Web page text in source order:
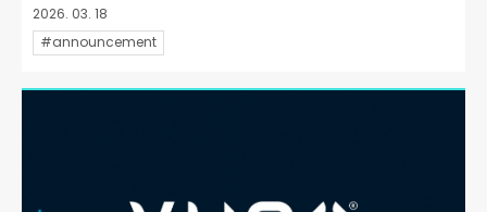
2026. 03. 18
#announcement